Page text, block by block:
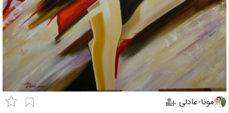
مونا-عادلی